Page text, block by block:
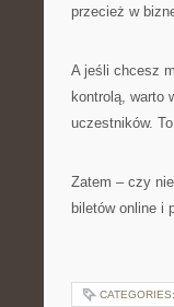
przecież w
A jeśli chcesz
kontrolą, warto
uczestników.
Zatem – czy
biletów online i
CATEGORIES: